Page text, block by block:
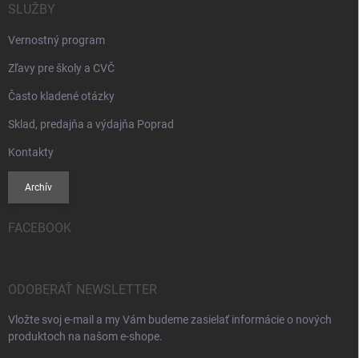
SLUŽBY
Vernostný program
Zľavy pre školy a CVČ
Často kladené otázky
Sklad, predajňa a výdajňa Poprad
Kontakty
Archív
FACEBOOK
ODOBERAŤ NEWSLETTER
Vložte svoj e-mail a my Vám budeme zasielať informácie o nových
produktoch na našom e-shope.